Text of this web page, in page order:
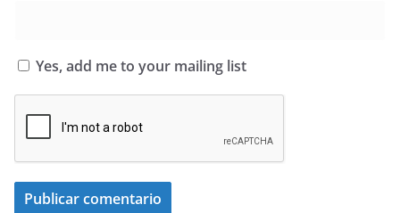
Yes, add me to your mailing list